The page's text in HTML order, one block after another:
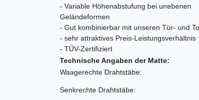
- Variable Höhenabstufung bei unebenen
Geländeformen
- Gut kombinierbar mit unseren Tür- und
- sehr attraktives Preis-Leistungsverhältnis
- TÜV-Zertifiziert
Technische Angaben der Matte:
Waagerechte Drahtstäbe:
Senkrechte Drahtstäbe: